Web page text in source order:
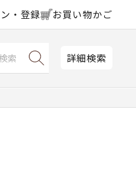
・登録 お買い物かご
詳細検索